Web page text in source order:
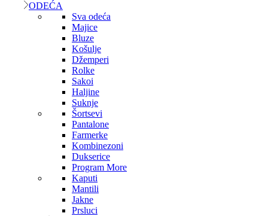
ODEĆA
Sva odeća
Majice
Bluze
Košulje
Džemperi
Rolke
Sakoi
Haljine
Suknje
Šortsevi
Pantalone
Farmerke
Kombinezoni
Dukserice
Program More
Kaputi
Mantili
Jakne
Prsluci